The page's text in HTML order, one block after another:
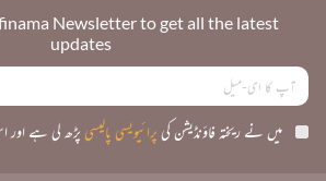
Newsletter to get all the latest
updates
میں نے ریختہ فاؤنڈیشن کی پرائیویسی پالیسی پڑھ لی ہے